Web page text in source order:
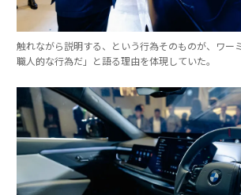
触れながら説明する、という行為そのものが、ワー
職人的な行為だ」と語る理由を体現していた。